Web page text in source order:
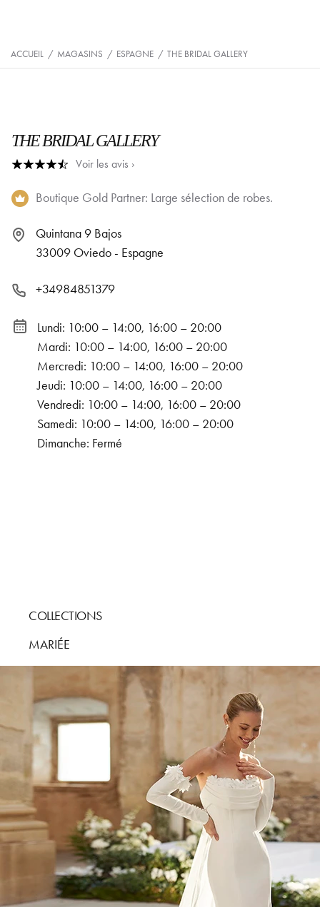
ACCUEIL / MAGASINS / ESPAGNE / THE BRIDAL GALLERY
THE BRIDAL GALLERY
Voir les avis ›
Boutique Gold Partner: Large sélection de robes.
Quintana 9 Bajos
33009 Oviedo - Espagne
+34984851379
Lundi: 10:00 – 14:00, 16:00 – 20:00
Mardi: 10:00 – 14:00, 16:00 – 20:00
Mercredi: 10:00 – 14:00, 16:00 – 20:00
Jeudi: 10:00 – 14:00, 16:00 – 20:00
Vendredi: 10:00 – 14:00, 16:00 – 20:00
Samedi: 10:00 – 14:00, 16:00 – 20:00
Dimanche: Fermé
COLLECTIONS
MARIÉE